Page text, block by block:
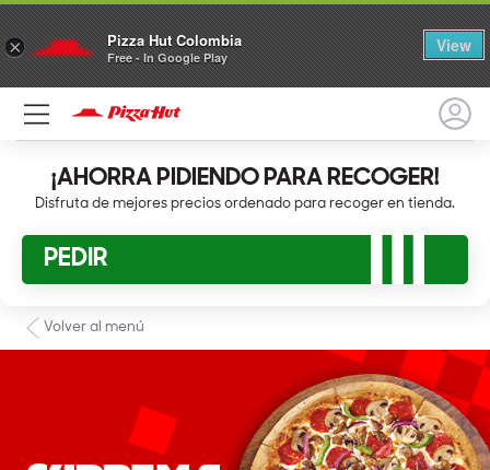
× Pizza Hut Colombia
Free - In Google Play
View
¡AHORRA PIDIENDO PARA RECOGER!
Disfruta de mejores precios ordenado para recoger en tienda.
PEDIR
Volver al menú